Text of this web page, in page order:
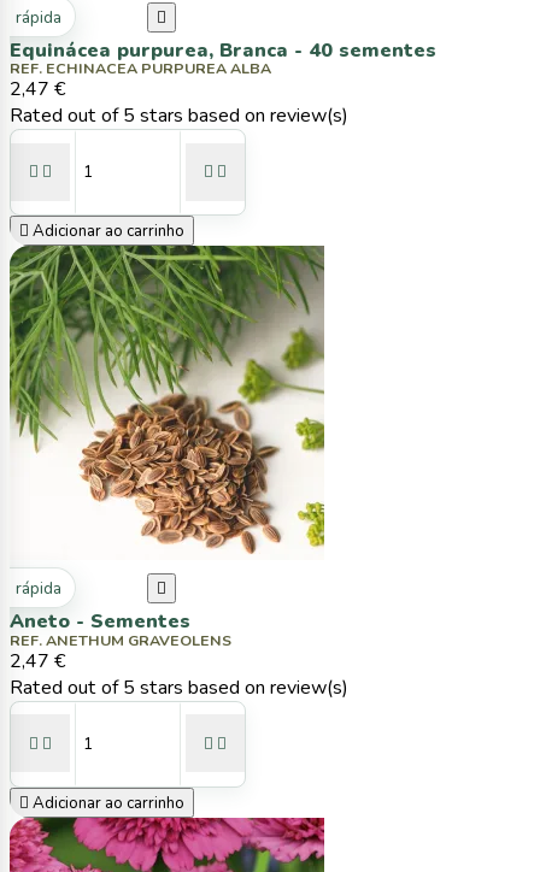
rápida 
Equinácea purpurea, Branca - 40 sementes
REF. ECHINACEA PURPUREA ALBA
2,47 €
Rated out of 5 stars based on review(s)
   
 Adicionar ao carrinho
rápida 
Aneto - Sementes
REF. ANETHUM GRAVEOLENS
2,47 €
Rated out of 5 stars based on review(s)
   
 Adicionar ao carrinho